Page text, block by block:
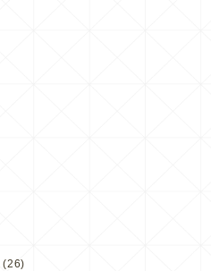
(26)